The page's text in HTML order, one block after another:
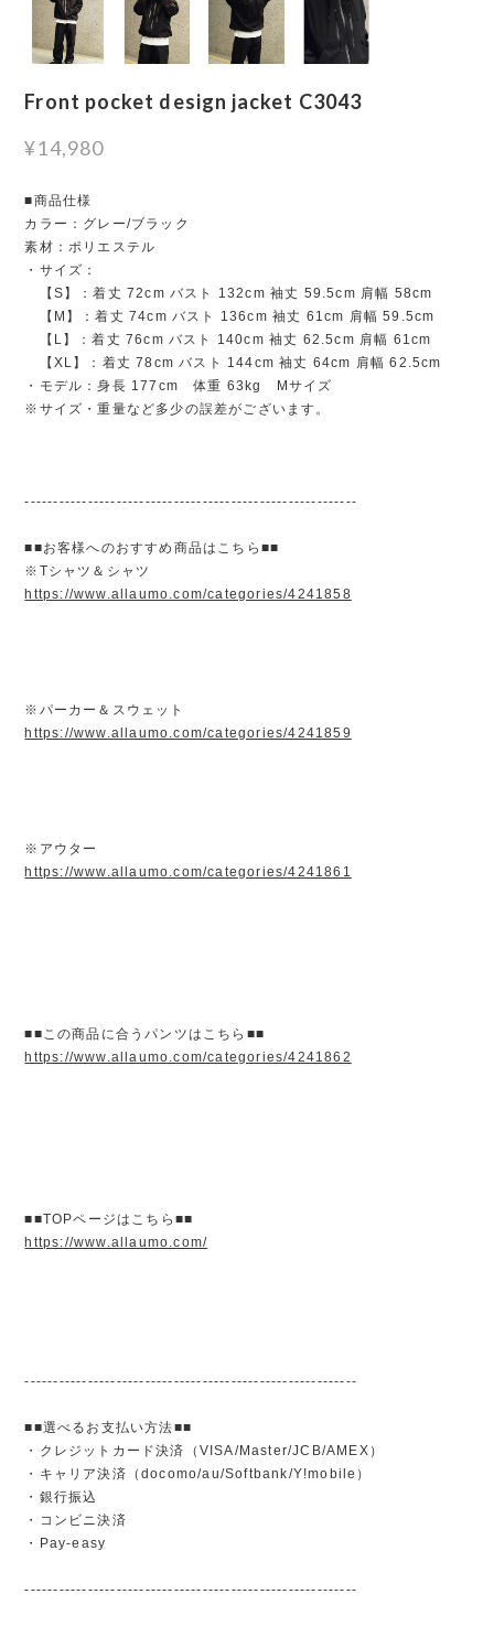
Front pocket design jacket C3043
¥14,980
■商品仕様
カラー：グレー/ブラック
素材：ポリエステル
・サイズ：
【S】：着丈 72cm バスト 132cm 袖丈 59.5cm 肩幅 58cm
【M】：着丈 74cm バスト 136cm 袖丈 61cm 肩幅 59.5cm
【L】：着丈 76cm バスト 140cm 袖丈 62.5cm 肩幅 61cm
【XL】：着丈 78cm バスト 144cm 袖丈 64cm 肩幅 62.5cm
・モデル：身長 177cm 体重 63kg Mサイズ
※サイズ・重量など多少の誤差がございます。
----------------------------------------------------------
■■お客様へのおすすめ商品はこちら■■
※Tシャツ＆シャツ
https://www.allaumo.com/categories/4241858
※パーカー＆スウェット
https://www.allaumo.com/categories/4241859
※アウター
https://www.allaumo.com/categories/4241861
■■この商品に合うパンツはこちら■■
https://www.allaumo.com/categories/4241862
■■TOPページはこちら■■
https://www.allaumo.com/
----------------------------------------------------------
■■選べるお支払い方法■■
・クレジットカード決済（VISA/Master/JCB/AMEX）
・キャリア決済（docomo/au/Softbank/Y!mobile）
・銀行振込
・コンビニ決済
・Pay-easy
----------------------------------------------------------